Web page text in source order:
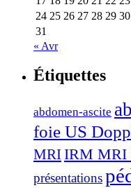
24 25 26 27 28 29 30
31
« Avr
Étiquettes
abdomen-ascite
foie US
MRIIRM MRI
présentations